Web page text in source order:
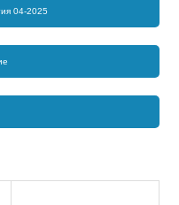
04-2025